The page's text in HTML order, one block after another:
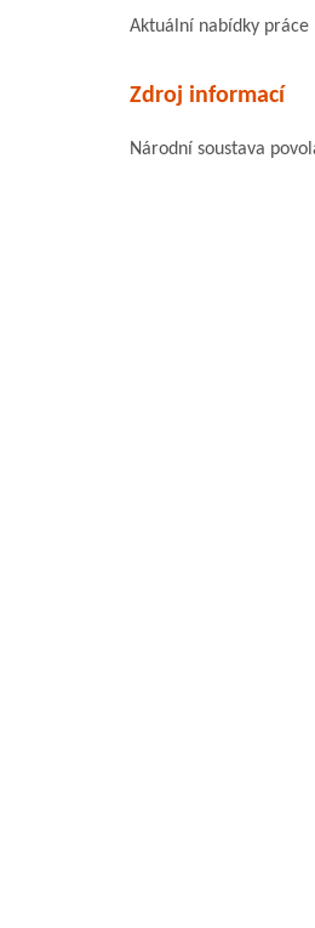
Aktuální nabídky práce
Zdroj informací
Národní soustava